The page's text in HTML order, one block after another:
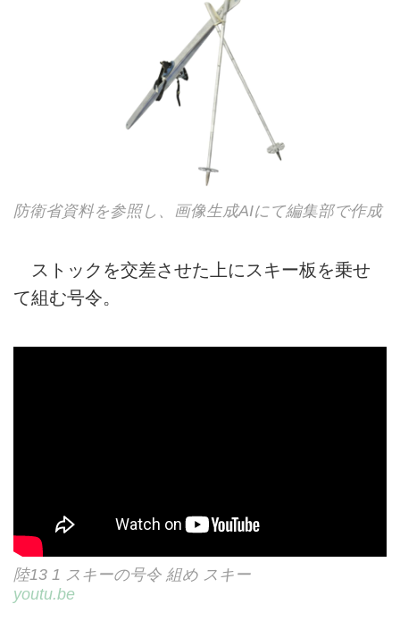
防衛省資料を参照し、画像生成AIにて編集部で作成
ストックを交差させた上にスキー板を乗せ
て組む号令。
陸13 1 スキーの号令 組め スキー
youtu.be